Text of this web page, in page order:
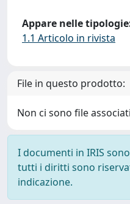
Appare nelle
1.1 Articolo in rivista
File in questo prodotto:
Non ci sono file
I documenti in IRIS
tutti i diritti sono
indicazione.